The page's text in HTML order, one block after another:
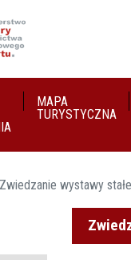
MAPA
TURYSTYCZNA
Zwiedzanie wystawy